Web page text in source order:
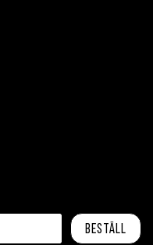
Beställ